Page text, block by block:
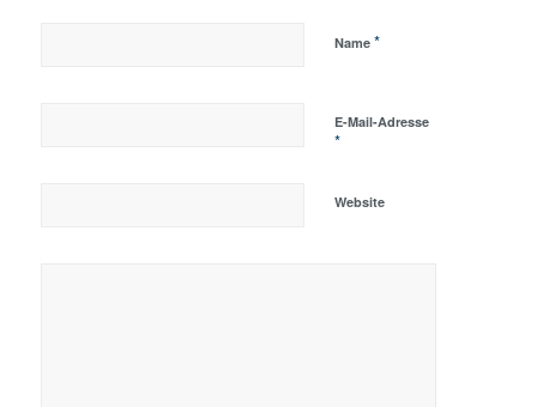
Name *
E-Mail-Adresse
*
Website